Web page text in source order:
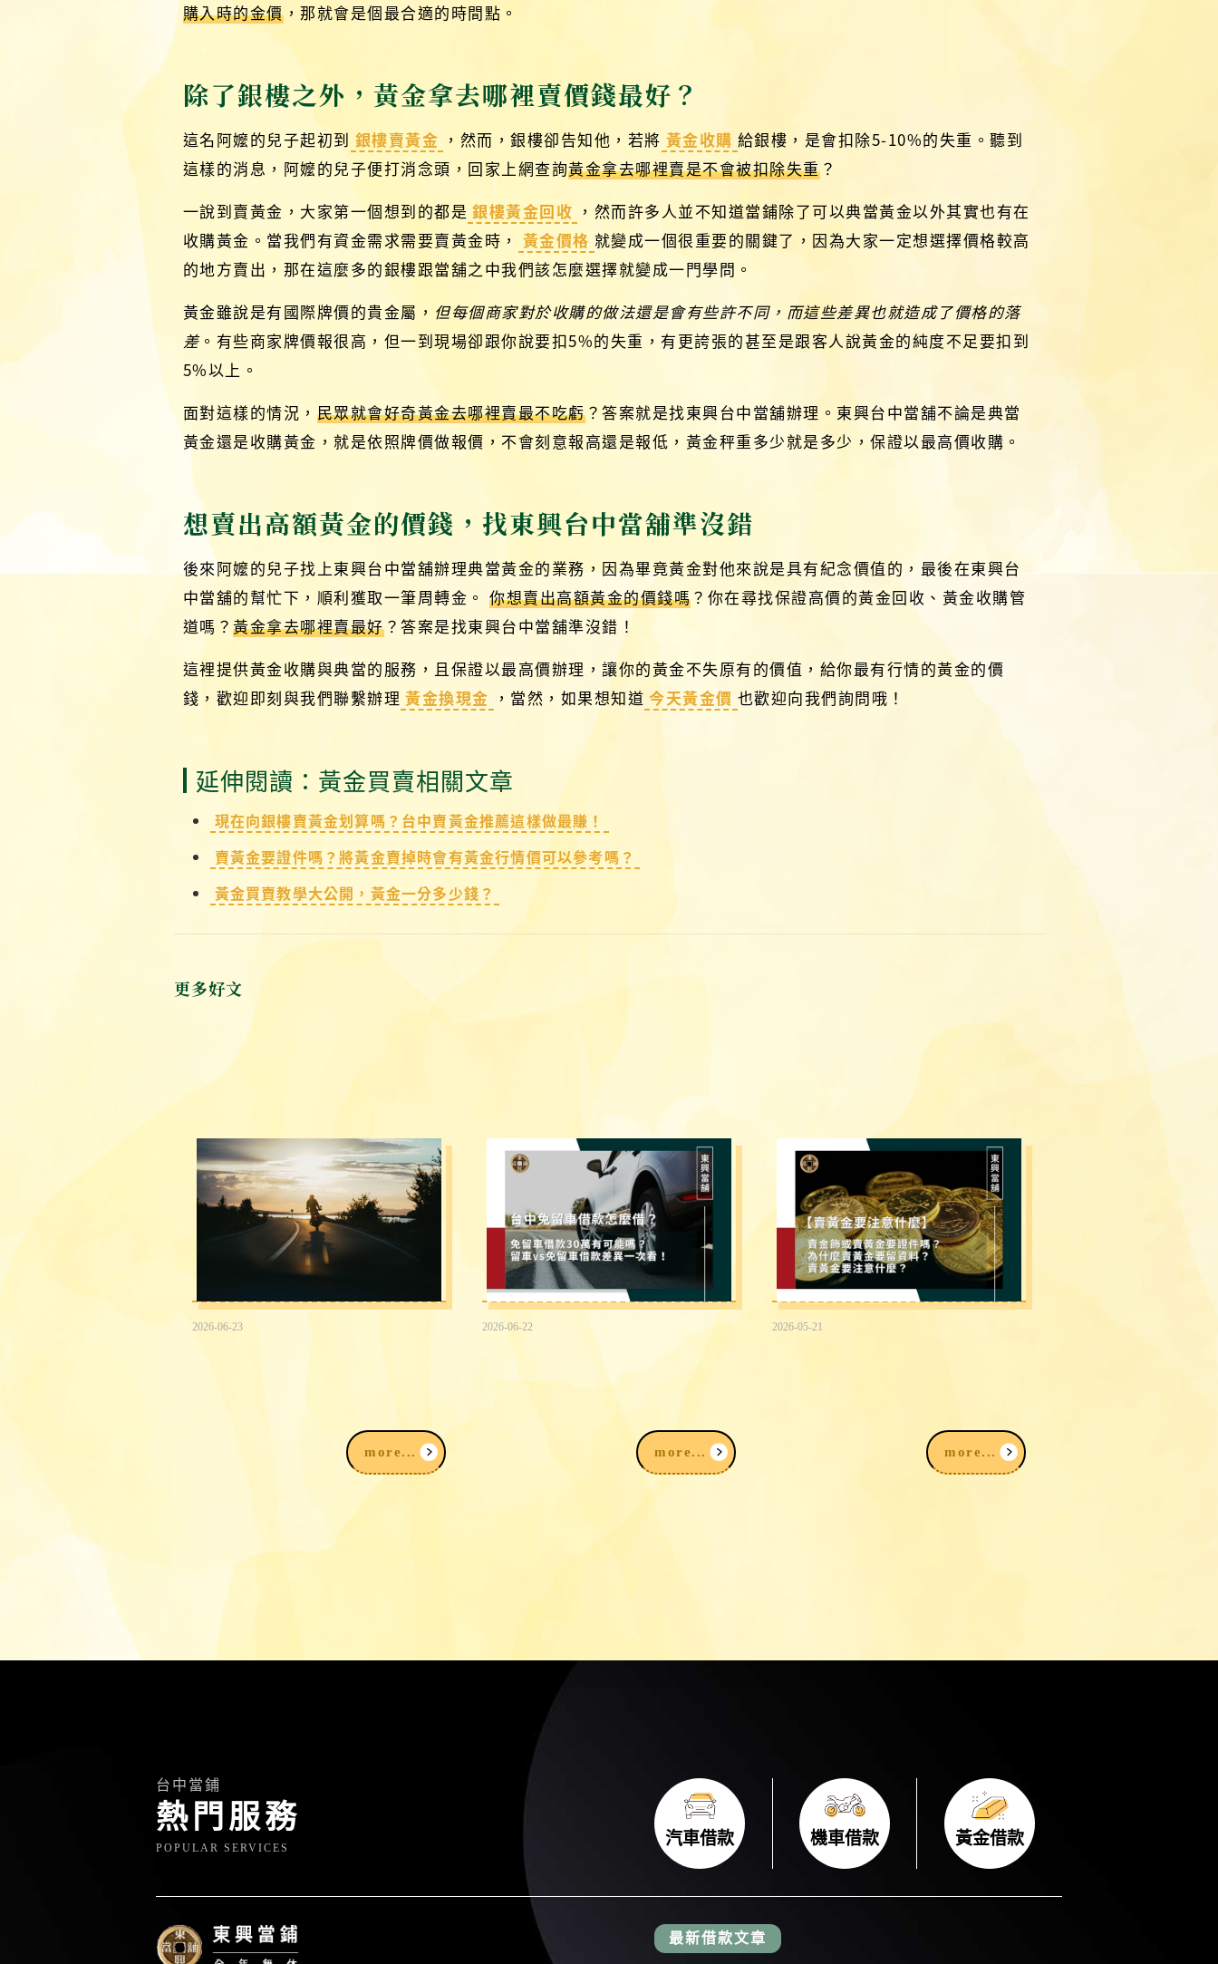
購入時的金價，那就會是個最合適的時間點。
除了銀樓之外，黃金拿去哪裡賣價錢最好？
這名阿嬤的兒子起初到 銀樓賣黃金 ，然而，銀樓卻告知他，若將 黃金收購 給銀樓，是會扣除5-10%的失重。聽到
這樣的消息，阿嬤的兒子便打消念頭，回家上網查詢黃金拿去哪裡賣是不會被扣除失重？
一說到賣黃金，大家第一個想到的都是 銀樓黃金回收 ，然而許多人並不知道當鋪除了可以典當黃金以外其實也有在
收購黃金。當我們有資金需求需要賣黃金時， 黃金價格 就變成一個很重要的關鍵了，因為大家一定想選擇價格較高
的地方賣出，那在這麼多的銀樓跟當舖之中我們該怎麼選擇就變成一門學問。
黃金雖說是有國際牌價的貴金屬， 但每個商家對於收購的做法還是會有些許不同，而這些差異也就造成了價格的落
差。有些商家牌價報很高，但一到現場卻跟你說要扣5%的失重，有更誇張的甚至是跟客人說黃金的純度不足要扣到
5%以上。
面對這樣的情況， 民眾就會好奇黃金去哪裡賣最不吃虧？答案就是找東興台中當舖辦理。東興台中當舖不論是典當
黃金還是收購黃金，就是依照牌價做報價，不會刻意報高還是報低，黃金秤重多少就是多少，保證以最高價收購。
想賣出高額黃金的價錢，找東興台中當舖準沒錯
後來阿嬤的兒子找上東興台中當舖辦理典當黃金的業務，因為畢竟黃金對他來說是具有紀念價值的，最後在東興台
中當舖的幫忙下，順利獲取一筆周轉金。你想賣出高額黃金的價錢嗎？你在尋找保證高價的黃金回收、黃金收購管
道嗎？黃金拿去哪裡賣最好？答案是找東興台中當舖準沒錯！
這裡提供黃金收購與典當的服務，且保證以最高價辦理，讓你的黃金不失原有的價值，給你最有行情的黃金的價
錢，歡迎即刻與我們聯繫辦理 黃金換現金 ，當然，如果想知道 今天黃金價 也歡迎向我們詢問哦！
延伸閱讀：黃金買賣相關文章
現在向銀樓賣黃金划算嗎？台中賣黃金推薦這樣做最賺！
賣黃金要證件嗎？將黃金賣掉時會有黃金行情價可以參考嗎？
黃金買賣教學大公開，黃金一分多少錢？
更多好文
2026-06-23
more...
2026-06-22
台中免留車借款30萬有可能嗎？
more...
2026-05-21
more...
台中當鋪
熱門服務
POPULAR SERVICES 汽車借款 機車借款 黃金借款
最新借款文章